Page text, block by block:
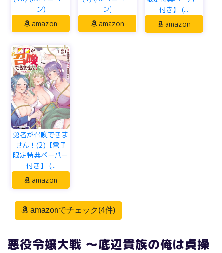
ン)
amazon
ン)
amazon
付き】 (...
amazon
勇者が召喚できま
せん！(2)【電子
限定特典ペーパー
付き】 (...
amazon
amazonでチェック(4件)
悪役令嬢大戦 ～底辺貴族の俺は貞操